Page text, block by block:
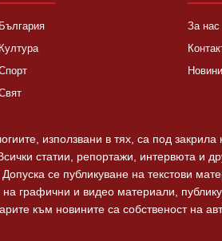
България
Култура
За нас
използвани в тях, са под
статии, репортажи, интервюта и
се публикуване на текстови
графични и видео материали,
към новините са собственост на